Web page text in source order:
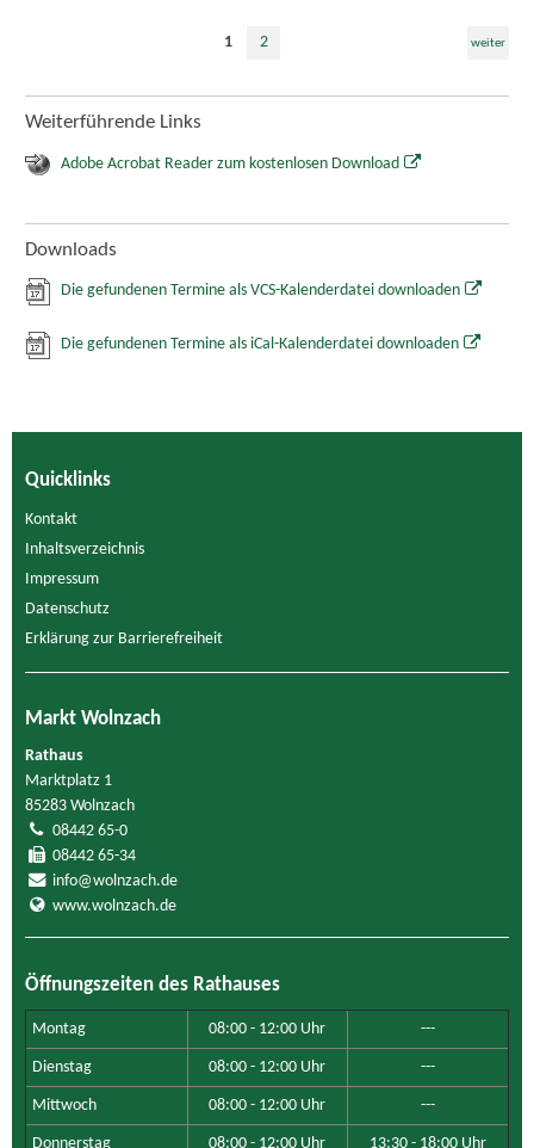
1 2 weiter
Weiterführende Links
Adobe Acrobat Reader zum kostenlosen Download
Downloads
Die gefundenen Termine als VCS-Kalenderdatei downloaden
Die gefundenen Termine als iCal-Kalenderdatei downloaden
Quicklinks
Kontakt
Inhaltsverzeichnis
Impressum
Datenschutz
Erklärung zur Barrierefreiheit
Markt Wolnzach
Rathaus
Marktplatz 1
85283 Wolnzach
08442 65-0
08442 65-34
info@wolnzach.de
www.wolnzach.de
Öffnungszeiten des Rathauses
Montag 08:00 - 12:00 Uhr ---
Dienstag 08:00 - 12:00 Uhr ---
Mittwoch 08:00 - 12:00 Uhr ---
Donnerstag 08:00 - 12:00 Uhr 13:30 - 18:00 Uhr